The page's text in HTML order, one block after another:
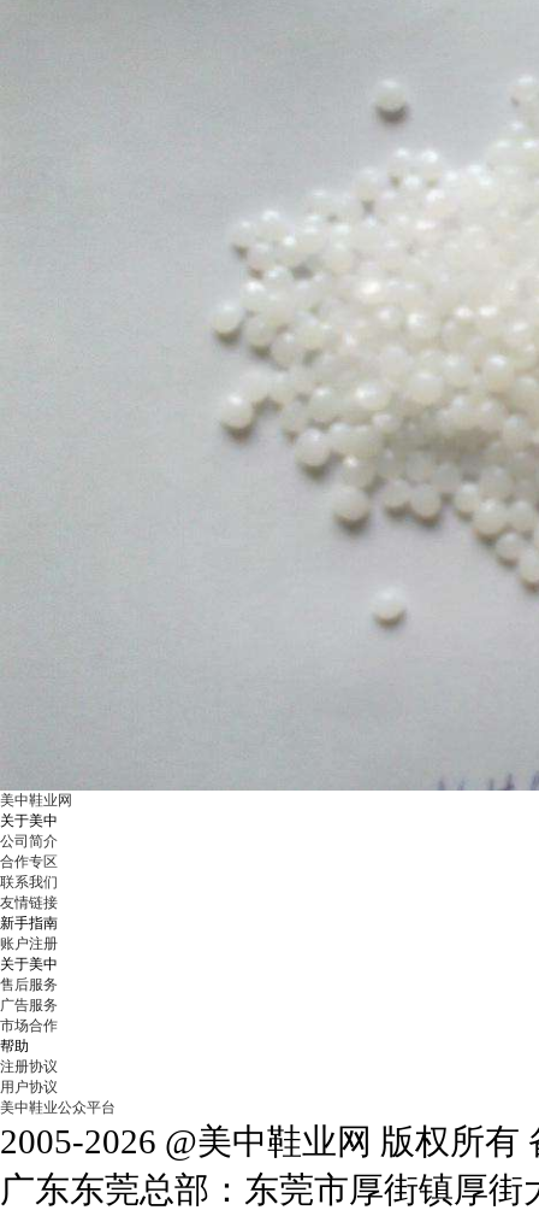
美中鞋业网
关于美中
公司简介
合作专区
联系我们
友情链接
新手指南
账户注册
关于美中
售后服务
广告服务
市场合作
帮助
注册协议
用户协议
美中鞋业公众平台
2005-2026 @美中鞋业网 版权所有
广东东莞总部：东莞市厚街镇厚